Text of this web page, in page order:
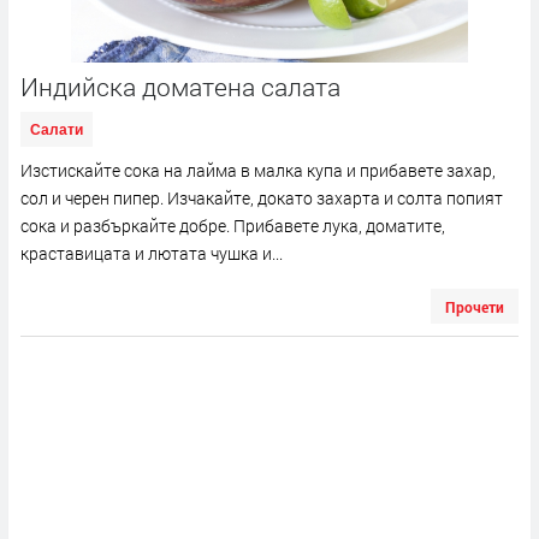
Индийска доматена салата
Салати
Изстискайте сока на лайма в малка купа и прибавете захар,
сол и черен пипер. Изчакайте, докато захарта и солта попият
сока и разбъркайте добре. Прибавете лука, доматите,
краставицата и лютата чушка и...
Прочети